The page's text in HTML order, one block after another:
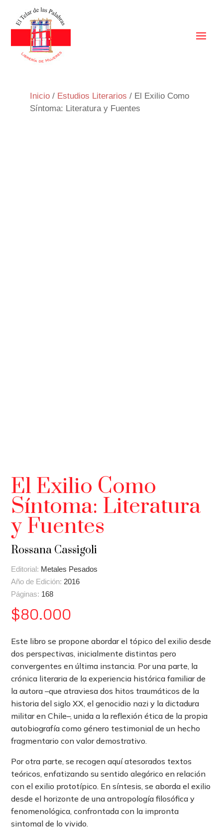
Inicio / Estudios Literarios / El Exilio Como
Síntoma: Literatura y Fuentes
El Exilio Como
Síntoma: Literatura
y Fuentes
Rossana Cassigoli
Editorial: Metales Pesados
Año de Edición: 2016
Páginas: 168
$80.000
Este libro se propone abordar el tópico del exilio desde
dos perspectivas, inicialmente distintas pero
convergentes en última instancia. Por una parte, la
crónica literaria de la experiencia histórica familiar de
la autora –que atraviesa dos hitos traumáticos de la
historia del siglo XX, el genocidio nazi y la dictadura
militar en Chile–, unida a la reflexión ética de la propia
autobiografía como género testimonial de un hecho
fragmentario con valor demostrativo.
Por otra parte, se recogen aquí atesorados textos
teóricos, enfatizando su sentido alegórico en relación
con el exilio prototípico. En síntesis, se aborda el exilio
desde el horizonte de una antropología filosófica y
fenomenológica, confrontada con la impronta
sintomal de lo vivido.